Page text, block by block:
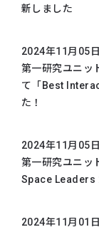
新しました
2024年11月05日
第一研究ユニッ
て「Best
た！
2024年11月05日
第一研究ユニッ
Space Leaders
2024年11月01日